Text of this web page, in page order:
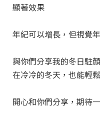
顯著效果
年紀可以增長，但視覺
與你們分享我的冬日駐
在冷冷的冬天，也能輕
開心和你們分享，期待